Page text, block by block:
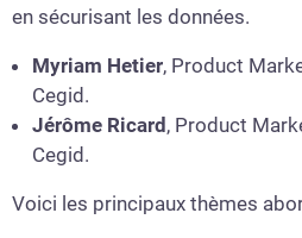
en sécurisant les données.
Myriam Hetier, Product
Cegid.
Jérôme Ricard, Product
Cegid.
Voici les principaux thèmes